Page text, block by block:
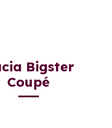
Bigster
Coupé